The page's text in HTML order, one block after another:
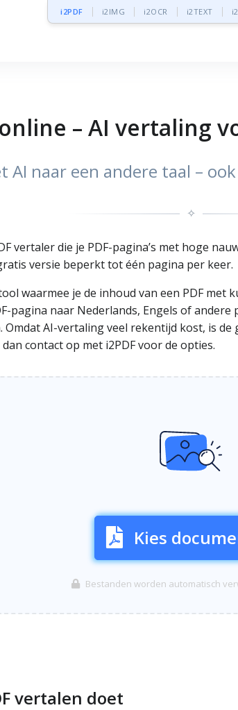
i2PDF i2IMG i2OCR i2TEXT
– AI vertaling
naar een andere taal –
✧
vertaler die je PDF-pagina’s met hoge
versie beperkt tot één pagina per keer.
waarmee je de inhoud van een PDF
pagina naar Nederlands, Engels of
Omdat AI-vertaling veel rekentijd kost, is
contact op met i2PDF voor de opties.
Kies
Bestanden worden automatisch
vertalen doet